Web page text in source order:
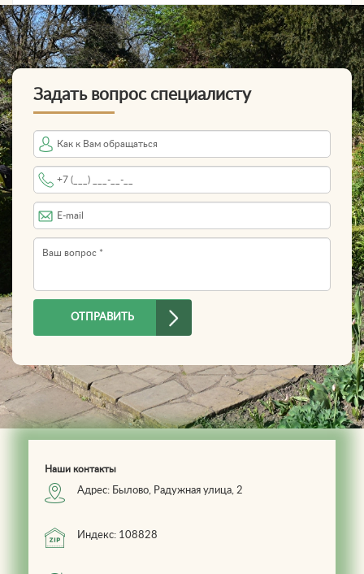
Задать вопрос специалисту
Имя
Телефон*
E-mail
Вопрос*
ОТПРАВИТЬ
Наши контакты
Адрес: Былово, Радужная улица, 2
Индекс: 108828